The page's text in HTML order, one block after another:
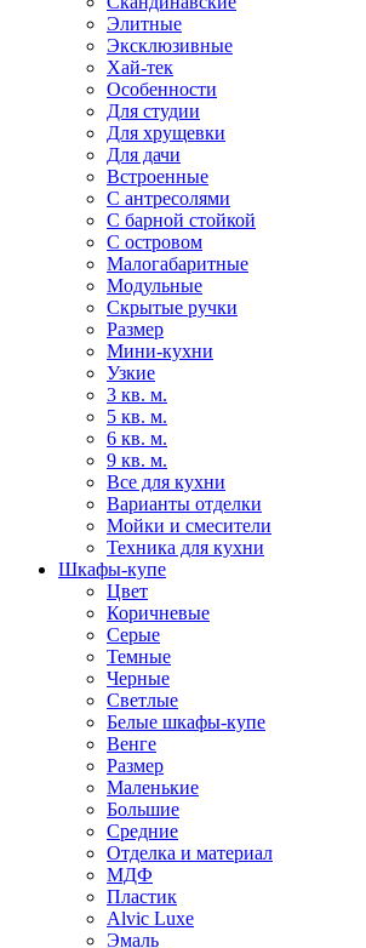
Элитные
Эксклюзивные
Хай-тек
Особенности
Для студии
Для хрущевки
Для дачи
Встроенные
С антресолями
С барной стойкой
С островом
Малогабаритные
Модульные
Скрытые ручки
Размер
Мини-кухни
Узкие
3 кв. м.
5 кв. м.
6 кв. м.
9 кв. м.
Все для кухни
Варианты отделки
Мойки и смесители
Техника для кухни
Шкафы-купе
Цвет
Коричневые
Серые
Темные
Черные
Светлые
Белые шкафы-купе
Венге
Размер
Маленькие
Большие
Средние
Отделка и материал
МДФ
Пластик
Alvic Luxe
Эмаль